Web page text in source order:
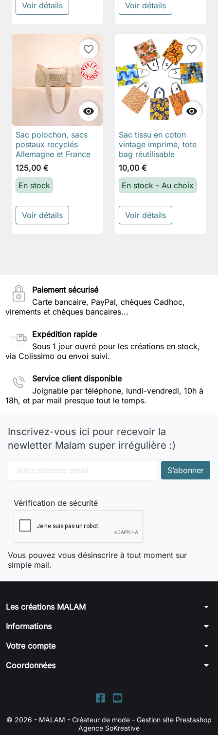
Voir détails Voir détails

favorite_border
Sac polochon, sacs
postaux recyclés
Allemagne et France
125,00 €
En stock
Voir détails

favorite_border
Sac tissu en coton
vintage imprimé, tote
bag réutilisable
10,00 €
En stock - Au choix
Voir détails
Paiement sécurisé
Carte bancaire, PayPal, chèques Cadhoc,
virements et chèques bancaires...
Expédition rapide
Sous 1 jour ouvré pour les créations en stock,
via Colissimo ou envoi suivi.
Service client disponible
Joignable par téléphone, lundi-vendredi, 10h à
18h, et par mail presque tout le temps.
Inscrivez-vous ici pour recevoir la
newletter Malam super irrégulière :)
Vérification de sécurité
Vous pouvez vous désinscrire à tout moment sur
simple mail.
Les créations MALAM arrow_drop_down
Informations arrow_drop_down
Votre compte arrow_drop_down
Coordonnées arrow_drop_down
© 2026 - MALAM - Créateur de mode - Gestion site Prestashop
Agence SoKreative